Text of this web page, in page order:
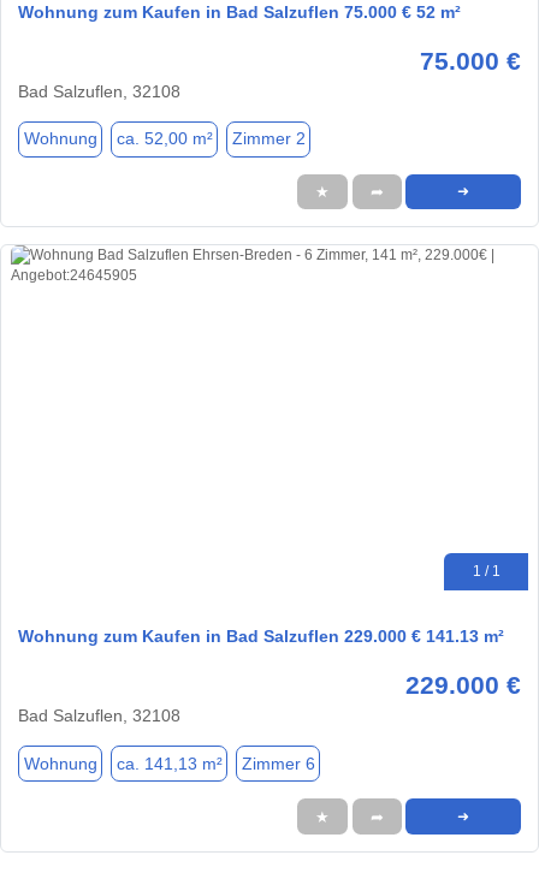
Wohnung zum Kaufen in Bad Salzuflen 75.000 € 52 m²
75.000 €
Bad Salzuflen, 32108
Wohnung ca. 52,00 m² Zimmer 2
★ ➦ ➜
1 / 1
Wohnung zum Kaufen in Bad Salzuflen 229.000 € 141.13 m²
229.000 €
Bad Salzuflen, 32108
Wohnung ca. 141,13 m² Zimmer 6
★ ➦ ➜